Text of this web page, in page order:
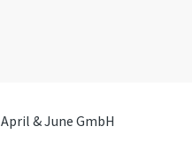
April & June GmbH